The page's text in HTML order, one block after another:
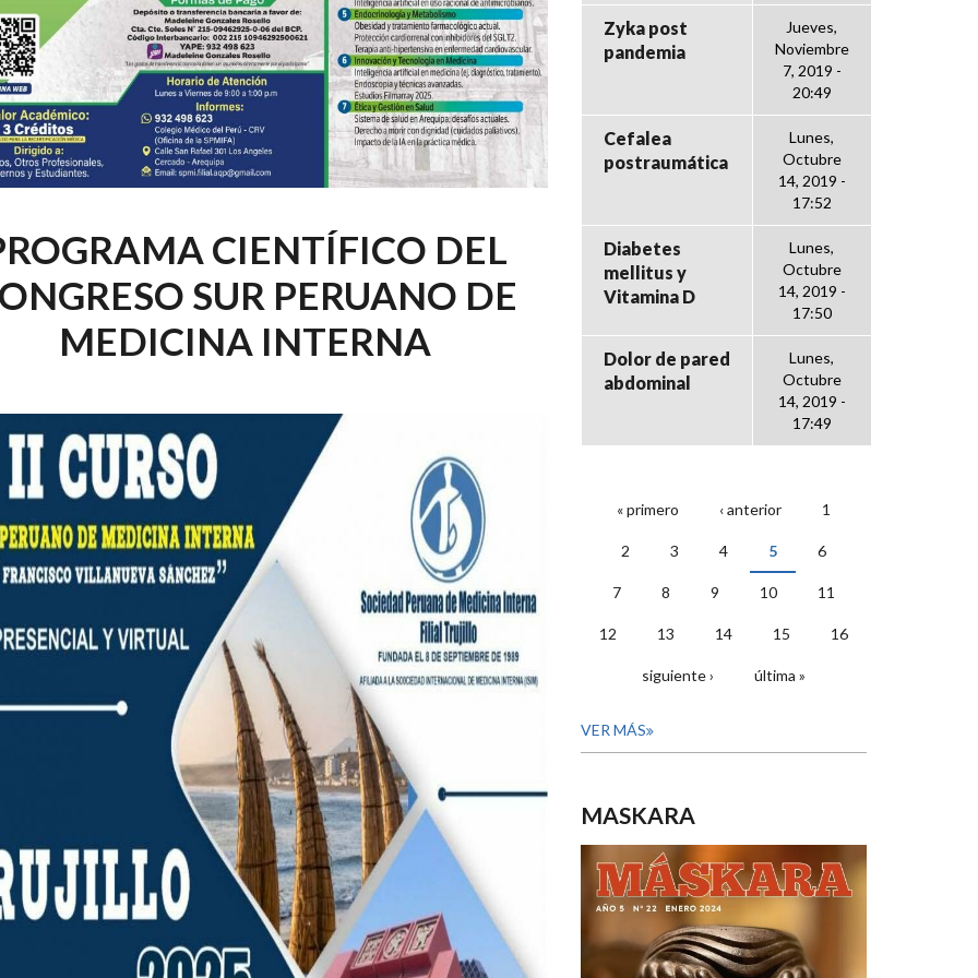
CIENTÍFICO DEL
SUR PERUANO DE
MEDICINA INTERNA
Zyka post
pandemia
Jueves,
Noviembre
7, 2019 -
20:49
Cefalea
postraumática
Lunes,
Octubre
14, 2019 -
17:52
Diabetes
mellitus y
Vitamina D
Lunes,
Octubre
14, 2019 -
17:50
Dolor de pared
abdominal
Lunes,
Octubre
14, 2019 -
17:49
PÁGINAS
« primero ‹ anterior 1
2 3 4 5 6
7 8 9 10 11
12 13 14 15 16
siguiente › última »
VER MÁS
MASKARA